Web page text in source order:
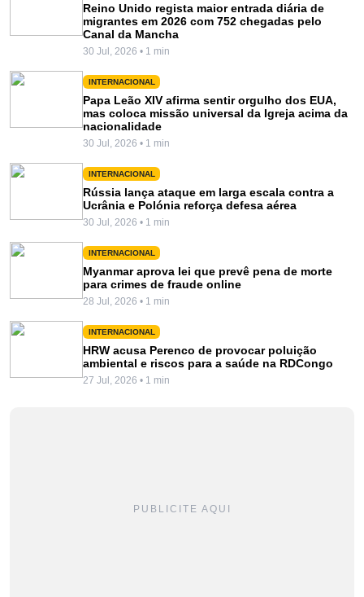
Reino Unido regista maior entrada diária de
migrantes em 2026 com 752 chegadas pelo
Canal da Mancha
30 Jul, 2026 • 1 min
INTERNACIONAL
Papa Leão XIV afirma sentir orgulho dos EUA,
mas coloca missão universal da Igreja acima da
nacionalidade
30 Jul, 2026 • 1 min
INTERNACIONAL
Rússia lança ataque em larga escala contra a
Ucrânia e Polónia reforça defesa aérea
30 Jul, 2026 • 1 min
INTERNACIONAL
Myanmar aprova lei que prevê pena de morte
para crimes de fraude online
28 Jul, 2026 • 1 min
INTERNACIONAL
HRW acusa Perenco de provocar poluição
ambiental e riscos para a saúde na RDCongo
27 Jul, 2026 • 1 min
PUBLICITE AQUI